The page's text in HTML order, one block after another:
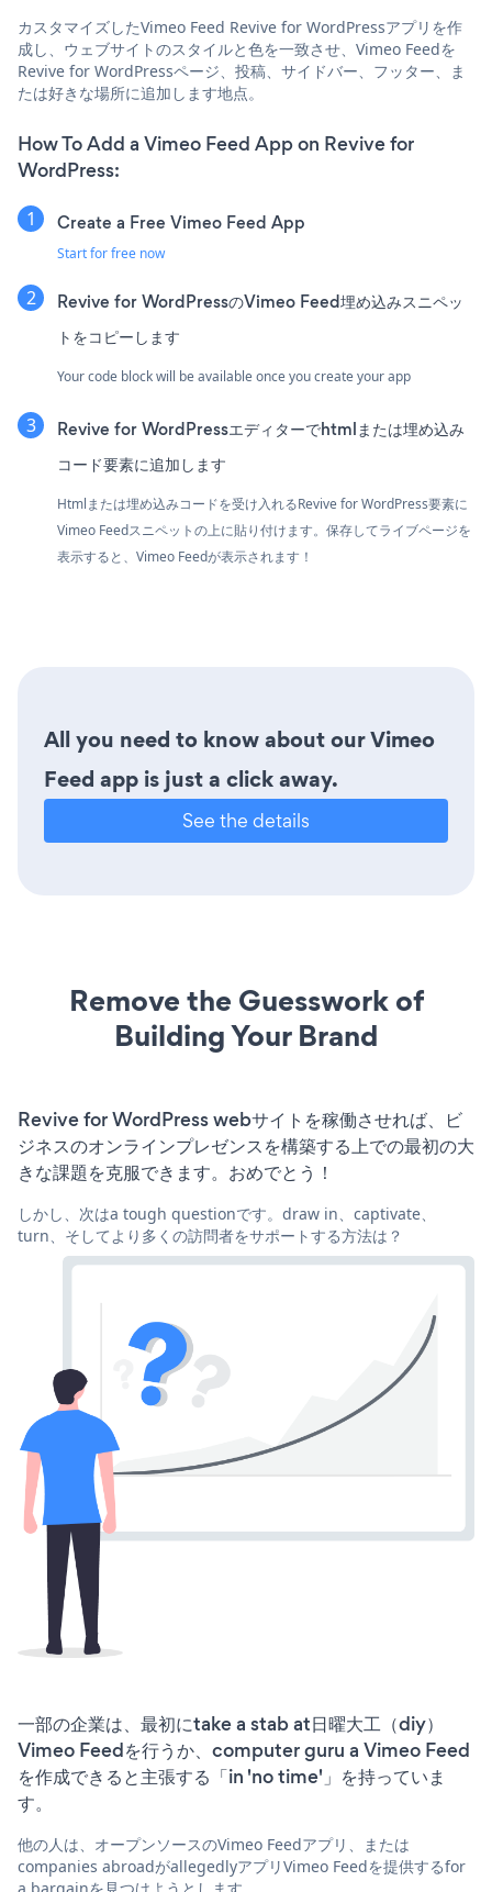
カスタマイズしたVimeo Feed Revive for WordPressアプリを作
成し、ウェブサイトのスタイルと色を一致させ、Vimeo Feedを
Revive for WordPressページ、投稿、サイドバー、フッター、ま
たは好きな場所に追加します地点。
How To Add a Vimeo Feed App on Revive for
WordPress:
Create a Free Vimeo Feed App
Start for free now
Revive for WordPressのVimeo Feed埋め込みスニペッ
トをコピーします
Your code block will be available once you create your app
Revive for WordPressエディターでhtmlまたは埋め込み
コード要素に追加します
Htmlまたは埋め込みコードを受け入れるRevive for WordPress要素に
Vimeo Feedスニペットの上に貼り付けます。保存してライブページを
表示すると、Vimeo Feedが表示されます！
All you need to know about our Vimeo
Feed app is just a click away.
See the details
Remove the Guesswork of
Building Your Brand
Revive for WordPress webサイトを稼働させれば、ビ
ジネスのオンラインプレゼンスを構築する上での最初の大
きな課題を克服できます。おめでとう！
しかし、次はa tough questionです。draw in、captivate、
turn、そしてより多くの訪問者をサポートする方法は？
一部の企業は、最初にtake a stab at日曜大工（diy）
Vimeo Feedを行うか、computer guru a Vimeo Feed
を作成できると主張する「in 'no time'」を持っていま
す。
他の人は、オープンソースのVimeo Feedアプリ、または
companies abroadがallegedlyアプリVimeo Feedを提供するfor
a bargainを見つけようとします。